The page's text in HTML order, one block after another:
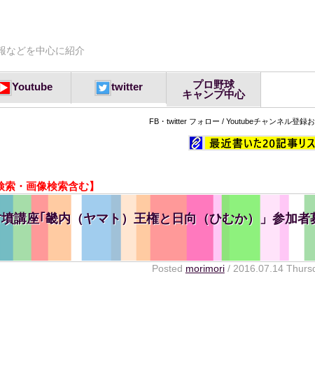
などを中心に紹介
Youtube twitter
プロ野球
キャンプ中心
FB・twitter フォロー / Youtubeチャンネル登録
索・画像検索含む】
講座｢畿内（ヤマト）王権と日向（ひむか）」参加者
Posted morimori/ 2016.07.14